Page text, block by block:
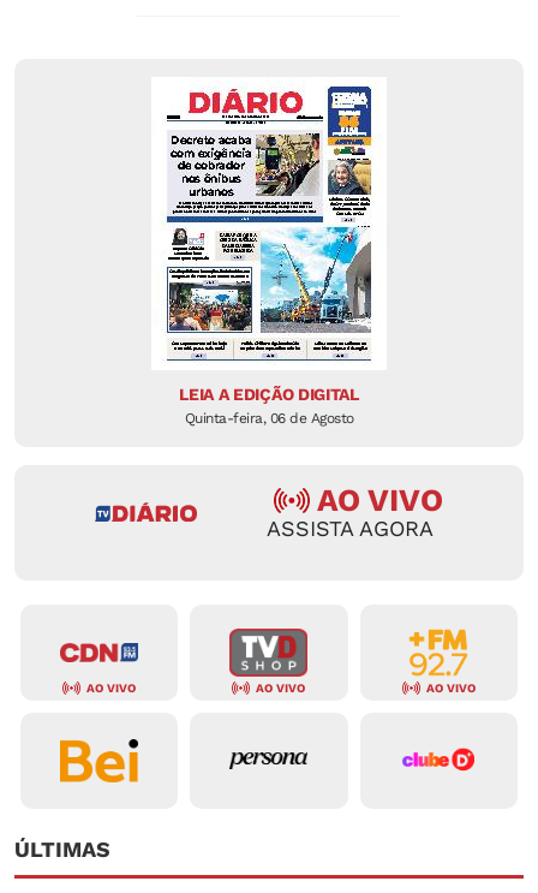
LEIA A EDIÇÃO DIGITAL
Quinta-feira, 06 de Agosto
AO VIVO
ASSISTA AGORA
AO VIVO AO VIVO AO VIVO
ÚLTIMAS